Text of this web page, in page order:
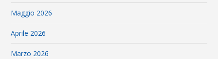
Maggio 2026
Aprile 2026
Marzo 2026